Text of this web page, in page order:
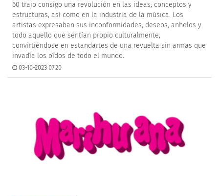
60 trajo consigo una revolución en las ideas, conceptos y
estructuras, así como en la industria de la música. Los
artistas expresaban sus inconformidades, deseos, anhelos y
todo aquello que sentían propio culturalmente,
convirtiéndose en estandartes de una revuelta sin armas que
invadía los oídos de todo el mundo.
03-10-2023 07:20